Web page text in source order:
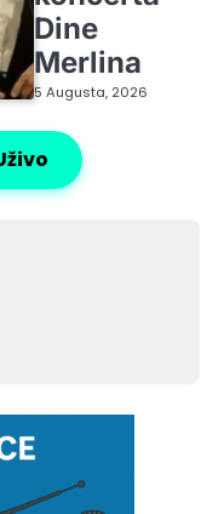
Dine
Merlina
5 Augusta, 2026